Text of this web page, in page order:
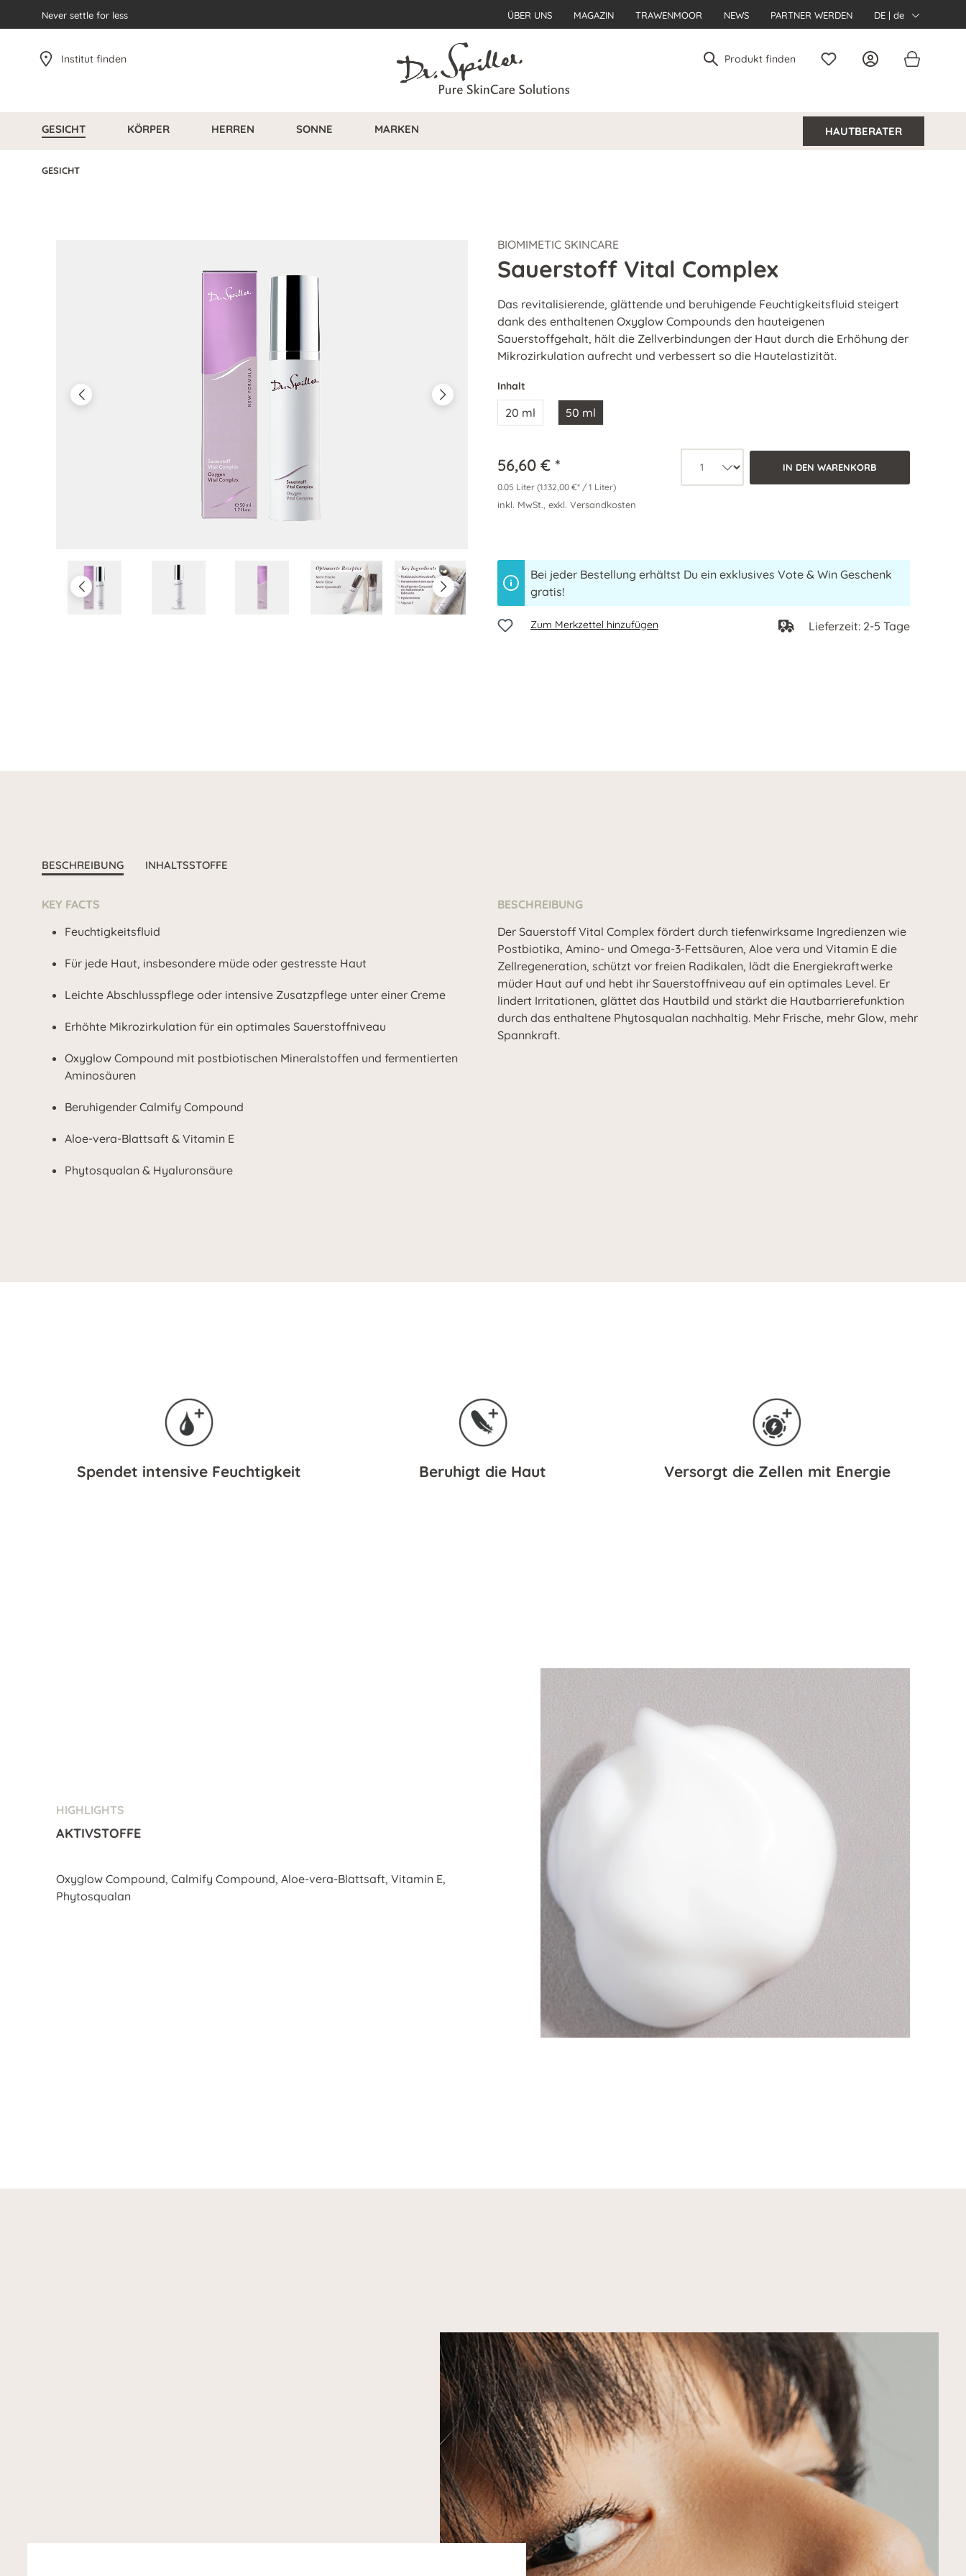
Zur Hauptnavigation springen
Never settle for less ÜBER UNS MAGAZIN TRAWENMOOR NEWS PARTNER WERDEN DE | de
Institut finden
GESICHT KÖRPER HERREN SONNE MARKEN HAUTBERATER
GESICHT
BIOMIMETIC SKINCARE
Sauerstoff Vital Complex
Das revitalisierende, glättende und beruhigende Feuchtigkeitsfluid steigert
dank des enthaltenen Oxyglow Compounds den hauteigenen
Sauerstoffgehalt, hält die Zellverbindungen der Haut durch die Erhöhung der
Mikrozirkulation aufrecht und verbessert so die Hautelastizität.
Inhalt
20 ml 50 ml
56,60 € *
0.05 Liter (1.132,00 €* / 1 Liter)
inkl. MwSt., exkl. Versandkosten
Produkt Anzahl: Wähle die
IN DEN WARENKORB
Bei jeder Bestellung erhältst Du ein exklusives Vote & Win Geschenk
gratis!
Zum Merkzettel hinzufügen Lieferzeit: 2-5 Tage
BESCHREIBUNG INHALTSSTOFFE
KEY FACTS
Feuchtigkeitsfluid
Für jede Haut, insbesondere müde oder gestresste Haut
Leichte Abschlusspflege oder intensive Zusatzpflege unter einer Creme
Erhöhte Mikrozirkulation für ein optimales Sauerstoffniveau
Oxyglow Compound mit postbiotischen Mineralstoffen und fermentierten
Aminosäuren
Beruhigender Calmify Compound
Aloe-vera-Blattsaft & Vitamin E
Phytosqualan & Hyaluronsäure
BESCHREIBUNG
Der Sauerstoff Vital Complex fördert durch tiefenwirksame Ingredienzen wie
Postbiotika, Amino- und Omega-3-Fettsäuren, Aloe vera und Vitamin E die
Zellregeneration, schützt vor freien Radikalen, lädt die Energiekraftwerke
müder Haut auf und hebt ihr Sauerstoffniveau auf ein optimales Level. Er
lindert Irritationen, glättet das Hautbild und stärkt die Hautbarrierefunktion
durch das enthaltene Phytosqualan nachhaltig. Mehr Frische, mehr Glow, mehr
Spannkraft.
Spendet intensive Feuchtigkeit Beruhigt die Haut Versorgt die Zellen mit Energie
HIGHLIGHTS
AKTIVSTOFFE
Oxyglow Compound, Calmify Compound, Aloe-vera-Blattsaft, Vitamin E,
Phytosqualan